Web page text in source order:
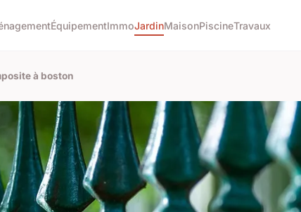
ÉquipementImmoJardinMaisonPiscineTravaux
à boston